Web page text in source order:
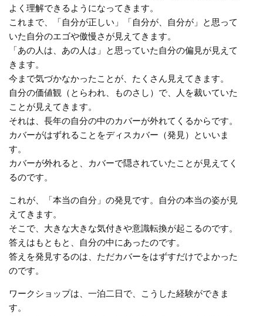
よく理解できるようになってきます。
これまで、「自分が正しい」「自分が、自分が」と思って
いた自分のエゴや傲慢さが見えてきます。
「あの人は、あの人は」と思っていた自分の偏見が見えて
きます。
今まで気づかなかったことが、たくさん見えてきます。
自分の価値観（とらわれ、ものさし）で、人を裁いていた
ことが見えてきます。
それは、長年の自分の中のカバーが外れてくるからです。
カバーがはずれることをディスカバー（発見）といいま
す。
カバーが外れると、カバーで隠されていたことが見えてく
るのです。
これが、「本当の自分」の発見です。自分の本当の姿が見
えてきます。
そこで、大きな大きな気付きや意識転換が起こるのです。
答えはもともと、自分の中にあったのです。
答えを発見するのは、ただカバーをはずすだけでよかった
のです。
ワークショップは、一泊二日で、こうした経験ができま
す。